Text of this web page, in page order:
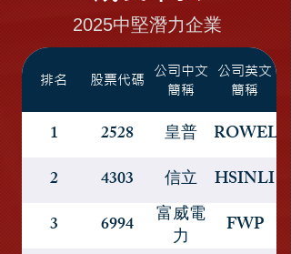
2025中堅潛力企業
排名 股票代碼
公司中文
簡稱
公司英文
簡稱
1 2528 皇普 CROWELL
2
4303 信立 HSINLI
3
6994 富威電
力
FWP